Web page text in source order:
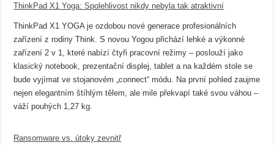
ThinkPad X1 Yoga: Spolehlivost nikdy nebyla tak atraktivní
ThinkPad X1 YOGA je ozdobou nové generace profesionálních
zařízení z rodiny Think. S novou Yogou přichází lehké a výkonné
zařízení 2 v 1, které nabízí čtyři pracovní režimy – poslouží jako
klasický notebook, prezentační displej, tablet a na každém stole se
bude vyjímat ve stojanovém „connect“ módu. Na první pohled zaujme
nejen elegantním štíhlým tělem, ale mile překvapí také svou váhou –
váží pouhých 1,27 kg.
Ransomware vs. útoky zevnitř